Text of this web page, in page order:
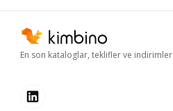
En son kataloglar, teklifler ve indirimler